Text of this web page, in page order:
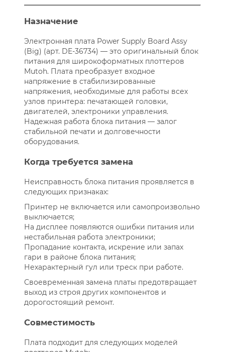
Назначение
Электронная плата Power Supply Board Assy
(Big) (арт. DE-36734) — это оригинальный блок
питания для широкоформатных плоттеров
Mutoh. Плата преобразует входное
напряжение в стабилизированные
напряжения, необходимые для работы всех
узлов принтера: печатающей головки,
двигателей, электроники управления.
Надежная работа блока питания — залог
стабильной печати и долговечности
оборудования.
Когда требуется замена
Неисправность блока питания проявляется в
следующих признаках:
Принтер не включается или самопроизвольно
выключается;
На дисплее появляются ошибки питания или
нестабильная работа электроники;
Пропадание контакта, искрение или запах
гари в районе блока питания;
Нехарактерный гул или треск при работе.
Своевременная замена платы предотвращает
выход из строя других компонентов и
дорогостоящий ремонт.
Совместимость
Плата подходит для следующих моделей